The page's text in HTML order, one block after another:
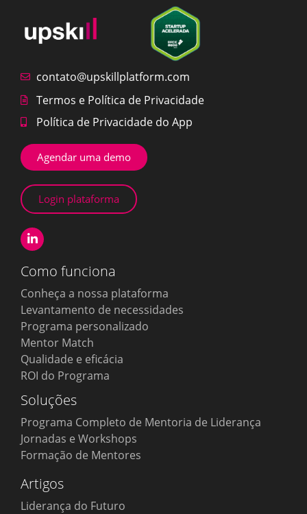
contato@upskillplatform.com
Termos e Política de Privacidade
Política de Privacidade do App
Agendar uma demo
Login plataforma
Como funciona
Conheça a nossa plataforma
Levantamento de necessidades
Programa personalizado
Mentor Match
Qualidade e eficácia
ROI do Programa
Soluções
Programa Completo de Mentoria de Liderança
Jornadas e Workshops
Formação de Mentores
Artigos
Liderança do Futuro